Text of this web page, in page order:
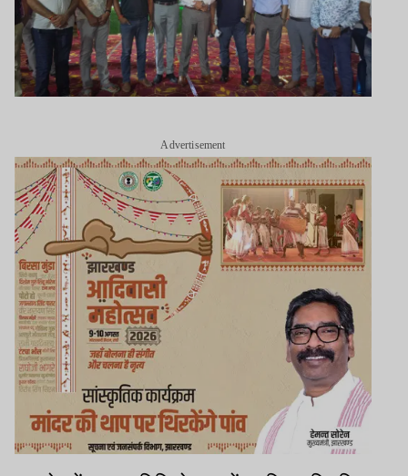
Advertisement